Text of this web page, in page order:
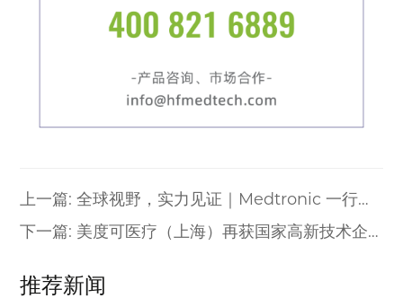
上一篇: 全球视野，实力见证｜Medtronic 一行莅
临美度可医疗考察交流
下一篇: 美度可医疗（上海）再获国家高新技术企
推荐新闻